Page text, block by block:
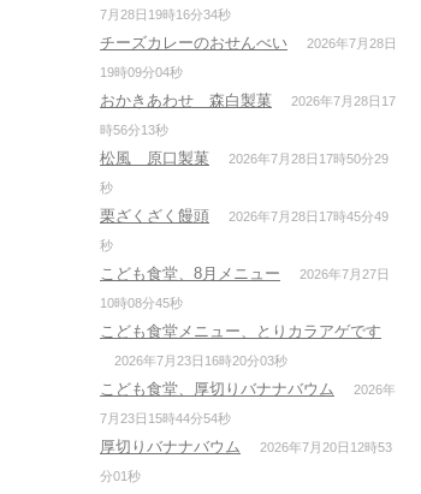
7月28日19時16分34秒
チーズカレーのおせんべい
2026年7月28日
19時09分04秒
おかきあわせ 森白製菓
2026年7月28日17
時56分13秒
松風 原口製菓
2026年7月28日17時50分29
秒
栗ざくざく饅頭
2026年7月28日17時45分49
秒
こども食堂、8月メニュー
2026年7月27日
10時08分45秒
こども食堂メニュー、とりカラアゲです
2026年7月23日16時20分03秒
こども食堂、厚切りバナナバウム
2026年
7月23日15時44分54秒
厚切りバナナバウム
2026年7月20日12時53
分01秒